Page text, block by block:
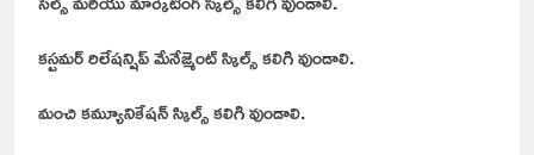
కస్టమర్ రిలేషన్షిప్ మేనేజ్మెంట్ స్కిల్స్ కలిగి వుండాలి.
మంచి కమ్యూనికేషన్ స్కిల్స్ కలిగి వుండాలి.